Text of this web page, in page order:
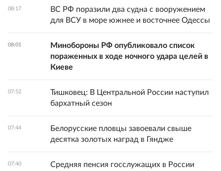
08:17
ВС РФ поразили два судна с вооружением
для ВСУ в море южнее и восточнее Одессы
08:01
Минобороны РФ опубликовало список
пораженных в ходе ночного удара целей в
Киеве
07:52
Тишковец: В Центральной России наступил
бархатный сезон
07:44
Белорусские пловцы завоевали свыше
десятка золотых наград в Гяндже
07:40
Средняя пенсия госслужащих в России